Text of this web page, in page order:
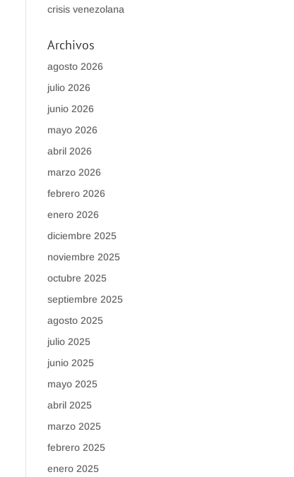
crisis venezolana
Archivos
agosto 2026
julio 2026
junio 2026
mayo 2026
abril 2026
marzo 2026
febrero 2026
enero 2026
diciembre 2025
noviembre 2025
octubre 2025
septiembre 2025
agosto 2025
julio 2025
junio 2025
mayo 2025
abril 2025
marzo 2025
febrero 2025
enero 2025